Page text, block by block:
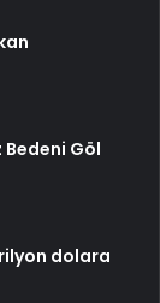
Bedeni Göl
dolara